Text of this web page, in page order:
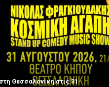
Θεσσαλονίκη στις 31